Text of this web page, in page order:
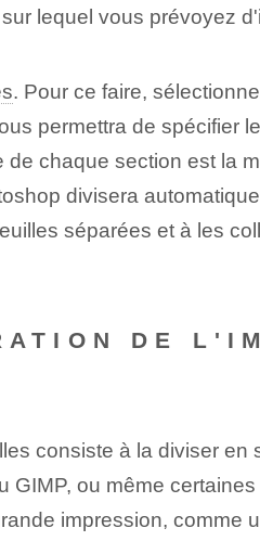
lequel vous prévoyez
. Pour ce faire,
permettra de spécifier
chaque section est la
divisera
séparées et à les
DE
consiste à la diviser
ou même
impression, comme